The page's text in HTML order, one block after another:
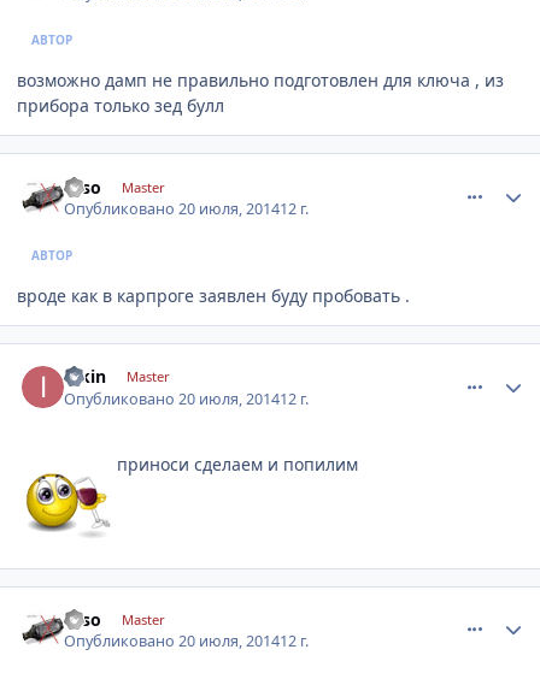
АВТОР
возможно дамп не правильно подготовлен для ключа , из
прибора только зед булл
Esso Master
Опубликовано20 июля, 201412 г.
АВТОР
вроде как в карпроге заявлен буду пробовать .
ipkin Master
Опубликовано20 июля, 201412 г.
приноси сделаем и попилим
Esso Master
Опубликовано20 июля, 201412 г.